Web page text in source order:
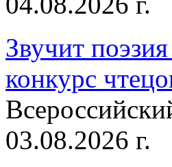
Звучит
конкурс
03.08.2026 г.